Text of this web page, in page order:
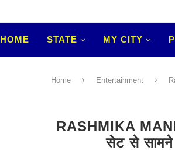
HOME STATE MY CITY
Home Entertainment
RASHMIKA
सेट से